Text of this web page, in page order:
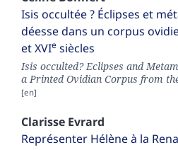
Isis occultée ? Éclipses et
déesse dans un corpus
et XVIe siècles
Isis occulted? Eclipses and
a Printed Ovidian Corpus from
Clarisse Evrard
Représenter Hélène à la